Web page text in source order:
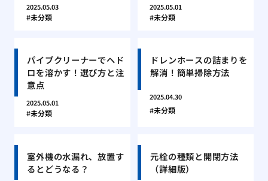
2025.05.03
未分類
2025.05.01
未分類
パイプクリーナーでヘド
ロを溶かす！選び方と注
意点
2025.05.01
未分類
ドレンホースの詰まりを
解消！簡単掃除方法
2025.04.30
未分類
室外機の水漏れ、放置す
るとどうなる？
元栓の種類と開閉方法
（詳細版）